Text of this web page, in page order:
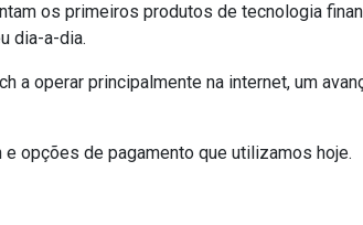
os primeiros produtos de tecnologia
dia-a-dia.
a operar principalmente na internet, um
opções de pagamento que utilizamos hoje.